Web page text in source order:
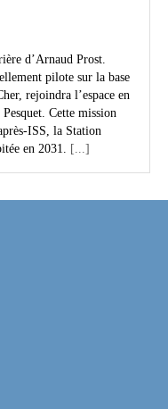
d’Arnaud Prost.
pilote sur la base
rejoindra l’espace en
Cette mission
ISS, la Station
en 2031. [...]